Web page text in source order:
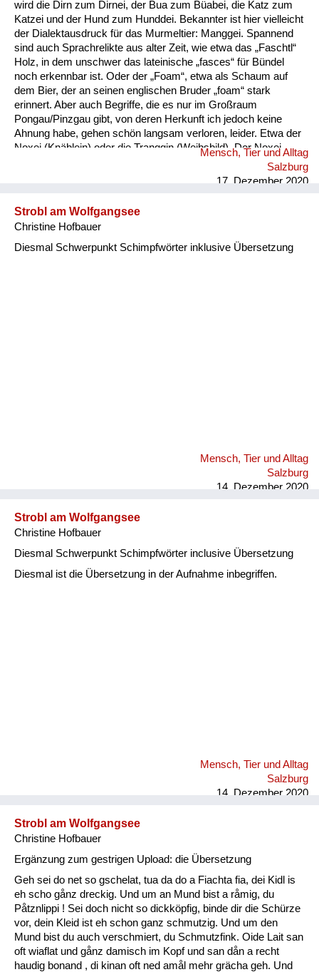
wird die Dirn zum Dirnei, der Bua zum Büabei, die Katz zum
Katzei und der Hund zum Hunddei. Bekannter ist hier vielleicht
der Dialektausdruck für das Murmeltier: Manggei. Spannend
sind auch Sprachrelikte aus alter Zeit, wie etwa das „Faschtl“
Holz, in dem unschwer das lateinische „fasces“ für Bündel
noch erkennbar ist. Oder der „Foam“, etwa als Schaum auf
dem Bier, der an seinen englischen Bruder „foam“ stark
erinnert. Aber auch Begriffe, die es nur im Großraum
Pongau/Pinzgau gibt, von deren Herkunft ich jedoch keine
Ahnung habe, gehen schön langsam verloren, leider. Etwa der
Noxei (Knäblein) oder die Tranggin (Weibsbild). Der Noxei
kann dabei „kasig“ sein, also herzig, die Tranggin durchaus
Mensch, Tier und Alltag
Salzburg
17. Dezember 2020
Strobl am Wolfgangsee
Christine Hofbauer
Diesmal Schwerpunkt Schimpfwörter inklusive Übersetzung
Mensch, Tier und Alltag
Salzburg
14. Dezember 2020
Strobl am Wolfgangsee
Christine Hofbauer
Diesmal Schwerpunkt Schimpfwörter inclusive Übersetzung
Diesmal ist die Übersetzung in der Aufnahme inbegriffen.
Mensch, Tier und Alltag
Salzburg
14. Dezember 2020
Strobl am Wolfgangsee
Christine Hofbauer
Ergänzung zum gestrigen Upload: die Übersetzung
Geh sei do net so gschelat, tua da do a Fiachta fia, dei Kidl is
eh scho gånz dreckig. Und um an Mund bist a råmig, du
Påtznlippi ! Sei doch nicht so dickköpfig, binde dir die Schürze
vor, dein Kleid ist eh schon ganz schmutzig. Und um den
Mund bist du auch verschmiert, du Schmutzfink. Oide Lait san
oft wiaflat und gånz damisch im Kopf und san dån a recht
haudig bonand , di kinan oft ned amål mehr grächa geh. Und